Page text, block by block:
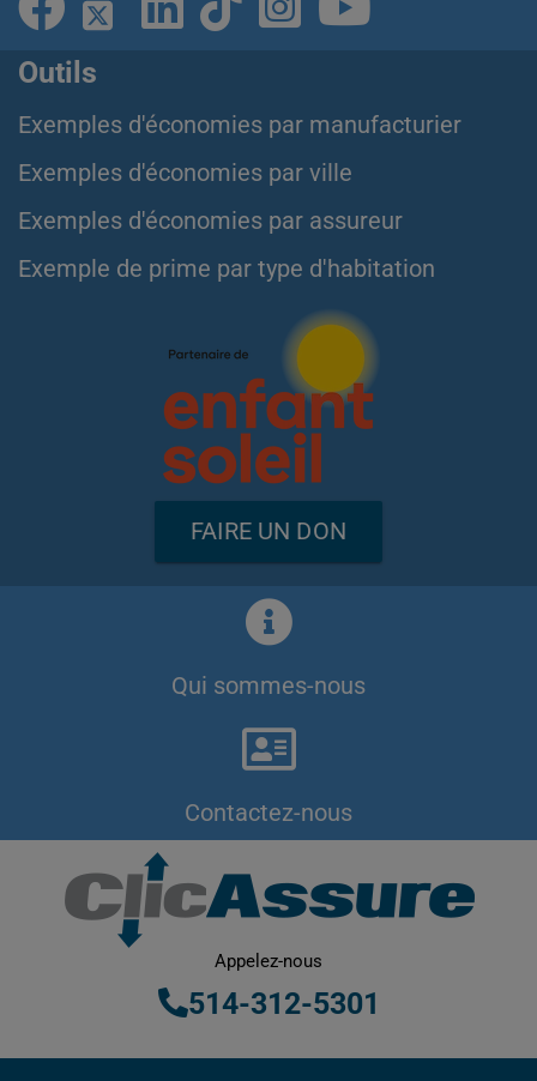
Outils
Exemples d'économies par manufacturier
Exemples d'économies par ville
Exemples d'économies par assureur
Exemple de prime par type d'habitation
FAIRE UN DON
Qui sommes-nous
Contactez-nous
Appelez-nous
514-312-5301